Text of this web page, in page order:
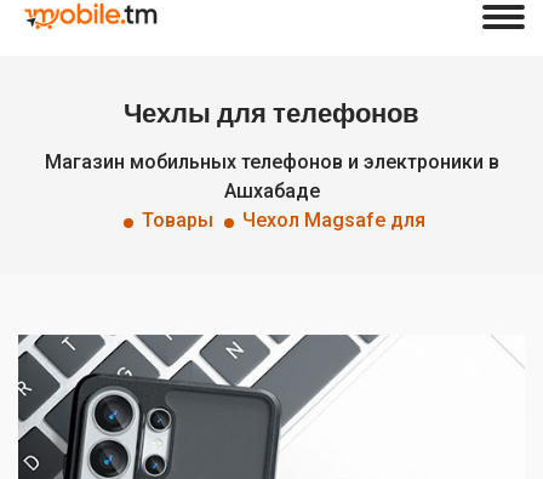
Чехлы для телефонов
Магазин мобильных телефонов и электроники в
Ашхабаде
Товары
Чехол Magsafe для